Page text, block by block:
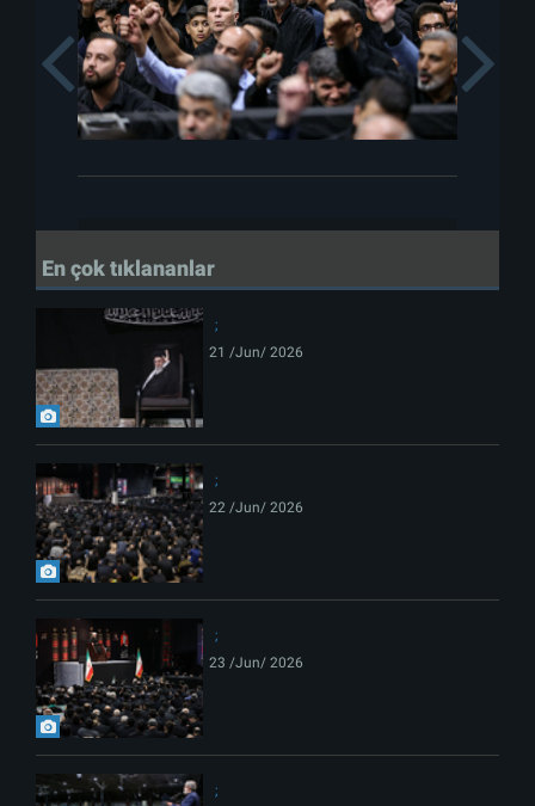
Previous
En çok tıklananlar
21 /Jun/ 2026
22 /Jun/ 2026
23 /Jun/ 2026